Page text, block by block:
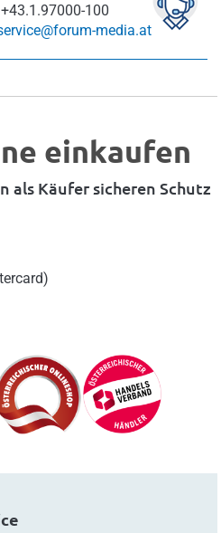
+43.1.97000-100
media.at
einkaufen
als Käufer sicheren Schutz